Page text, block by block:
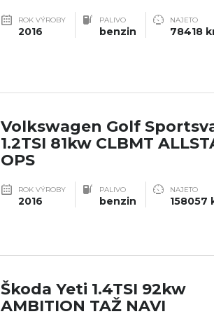
ROK VÝROBY
2016
PALIVO
benzin
NAJETO
78418
Volkswagen Golf
1.2TSI 81kw CLBMT
OPS
ROK VÝROBY
2016
PALIVO
benzin
NAJETO
158057
Škoda Yeti 1.4TSI 92kw
AMBITION TAŽ NAVI